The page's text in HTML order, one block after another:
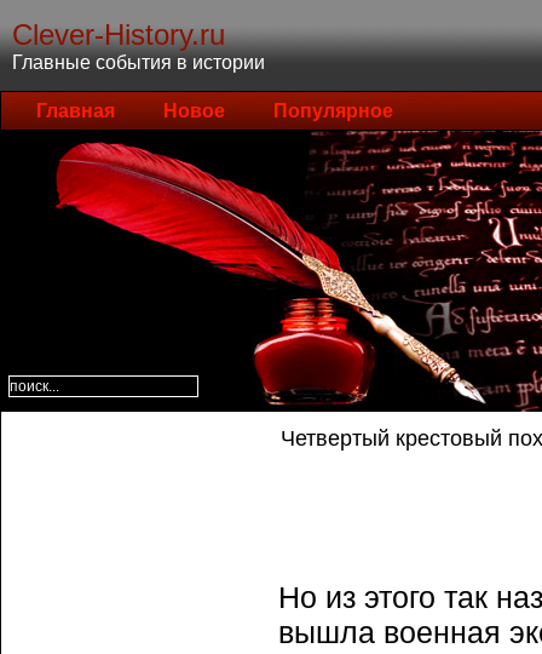
Clever-History.ru
Главные события в истории
Главная Новое Популярное
Четвертый крестовый
Но из этого так
вышла военная